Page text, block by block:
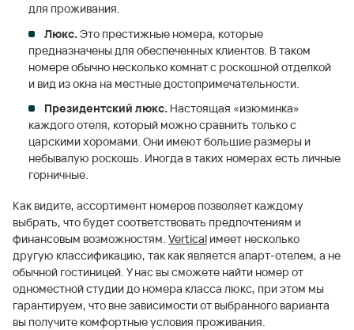
для проживания.
Люкс.Это престижные номера, которые
предназначены для обеспеченных клиентов. В таком
номере обычно несколько комнат с роскошной отделкой
и вид из окна на местные достопримечательности.
Президентский люкс. Настоящая «изюминка»
каждого отеля, который можно сравнить только с
царскими хоромами. Они имеют большие размеры и
небывалую роскошь. Иногда в таких номерах есть личные
горничные.
Как видите, ассортимент номеров позволяет каждому
выбрать, что будет соответствовать предпочтениям и
финансовым возможностям. Vertical имеет несколько
другую классификацию, так как является апарт-отелем, а не
обычной гостиницей. У нас вы сможете найти номер от
одноместной студии до номера класса люкс, при этом мы
гарантируем, что вне зависимости от выбранного варианта
вы получите комфортные условия проживания.